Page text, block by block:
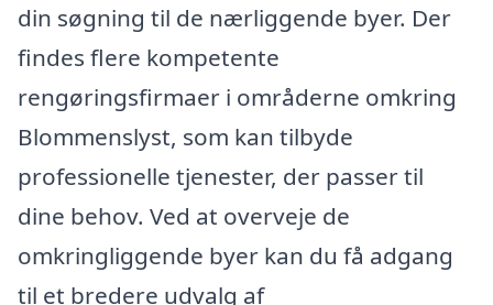
din søgning til de nærliggende byer. Der
findes flere kompetente
rengøringsfirmaer i områderne omkring
Blommenslyst, som kan tilbyde
professionelle tjenester, der passer til
dine behov. Ved at overveje de
omkringliggende byer kan du få adgang
til et bredere udvalg af